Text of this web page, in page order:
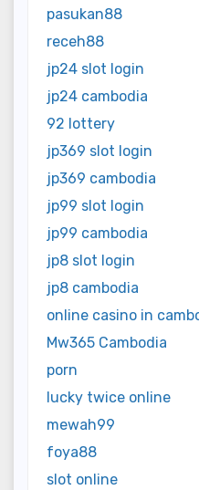
pasukan88
receh88
jp24 slot login
jp24 cambodia
92 lottery
jp369 slot login
jp369 cambodia
jp99 slot login
jp99 cambodia
jp8 slot login
jp8 cambodia
online casino in
Mw365 Cambodia
porn
lucky twice online
mewah99
foya88
slot online